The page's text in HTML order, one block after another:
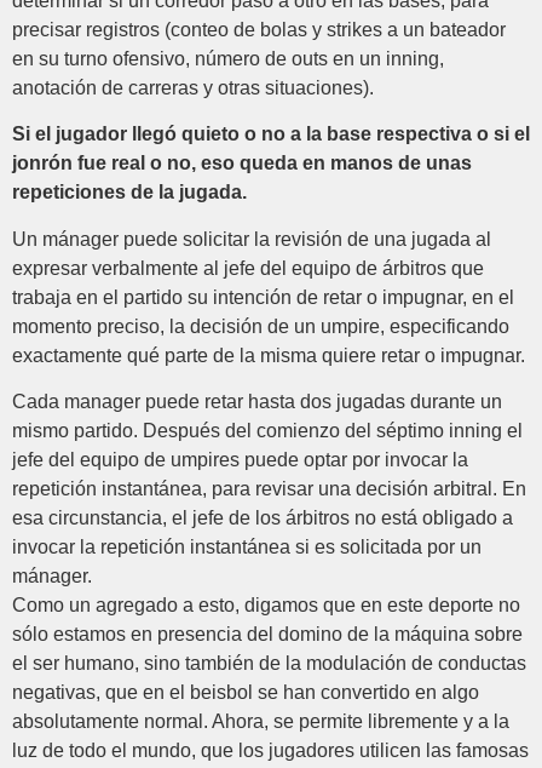
precisar registros (conteo de bolas y strikes a un bateador
en su turno ofensivo, número de outs en un inning,
anotación de carreras y otras situaciones).
Si el jugador llegó quieto o no a la base respectiva o si el
jonrón fue real o no, eso queda en manos de unas
repeticiones de la jugada.
Un mánager puede solicitar la revisión de una jugada al
expresar verbalmente al jefe del equipo de árbitros que
trabaja en el partido su intención de retar o impugnar, en el
momento preciso, la decisión de un umpire, especificando
exactamente qué parte de la misma quiere retar o impugnar.
Cada manager puede retar hasta dos jugadas durante un
mismo partido. Después del comienzo del séptimo inning el
jefe del equipo de umpires puede optar por invocar la
repetición instantánea, para revisar una decisión arbitral. En
esa circunstancia, el jefe de los árbitros no está obligado a
invocar la repetición instantánea si es solicitada por un
mánager.
Como un agregado a esto, digamos que en este deporte no
sólo estamos en presencia del domino de la máquina sobre
el ser humano, sino también de la modulación de conductas
negativas, que en el beisbol se han convertido en algo
absolutamente normal. Ahora, se permite libremente y a la
luz de todo el mundo, que los jugadores utilicen las famosas